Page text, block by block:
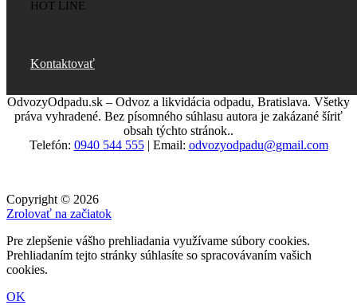
HOT LINE
Kontaktovať
OdvozyOdpadu.sk – Odvoz a likvidácia odpadu, Bratislava. Všetky
práva vyhradené. Bez písomného súhlasu autora je zakázané šíriť
obsah týchto stránok..
Telefón: 0940 544 555| Email: odvozyodpadu@gmail.com
Copyright © 2026
Zrolovať na začiatok
Pre zlepšenie vášho prehliadania využívame súbory cookies.
Prehliadaním tejto stránky súhlasíte so spracovávaním vašich
cookies.
OK